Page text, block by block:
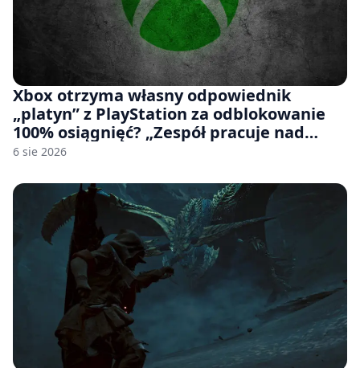
Xbox otrzyma własny odpowiednik
„platyn” z PlayStation za odblokowanie
100% osiągnięć? „Zespół pracuje nad
czymś, co ma się pojawić jeszcze w tym
6 sie 2026